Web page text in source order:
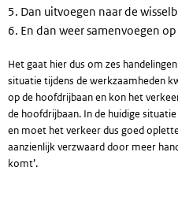
Dan uitvoegen naar de
En dan weer samenvoegen
Het gaat hier dus om zes
situatie tijdens de werkzaamheden
op de hoofdrijbaan en kon het
de hoofdrijbaan. In de huidige
en moet het verkeer dus goed
aanzienlijk verzwaard door meer
komt’.